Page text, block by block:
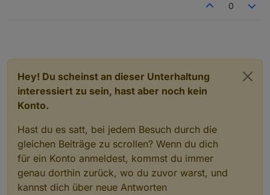
0
Hey! Du scheinst an dieser Unterhaltung
interessiert zu sein, hast aber noch kein
Konto.
Hast du es satt, bei jedem Besuch durch die
gleichen Beiträge zu scrollen? Wenn du dich
für ein Konto anmeldest, kommst du immer
genau dorthin zurück, wo du zuvor warst, und
kannst dich über neue Antworten